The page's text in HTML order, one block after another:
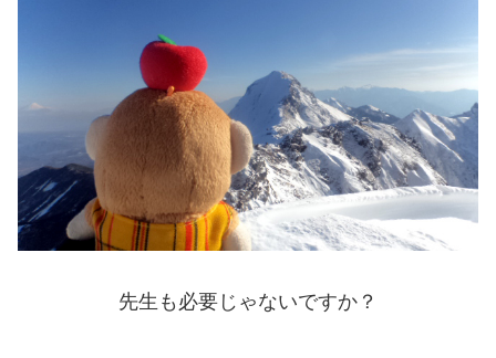
先生も必要じゃないですか？